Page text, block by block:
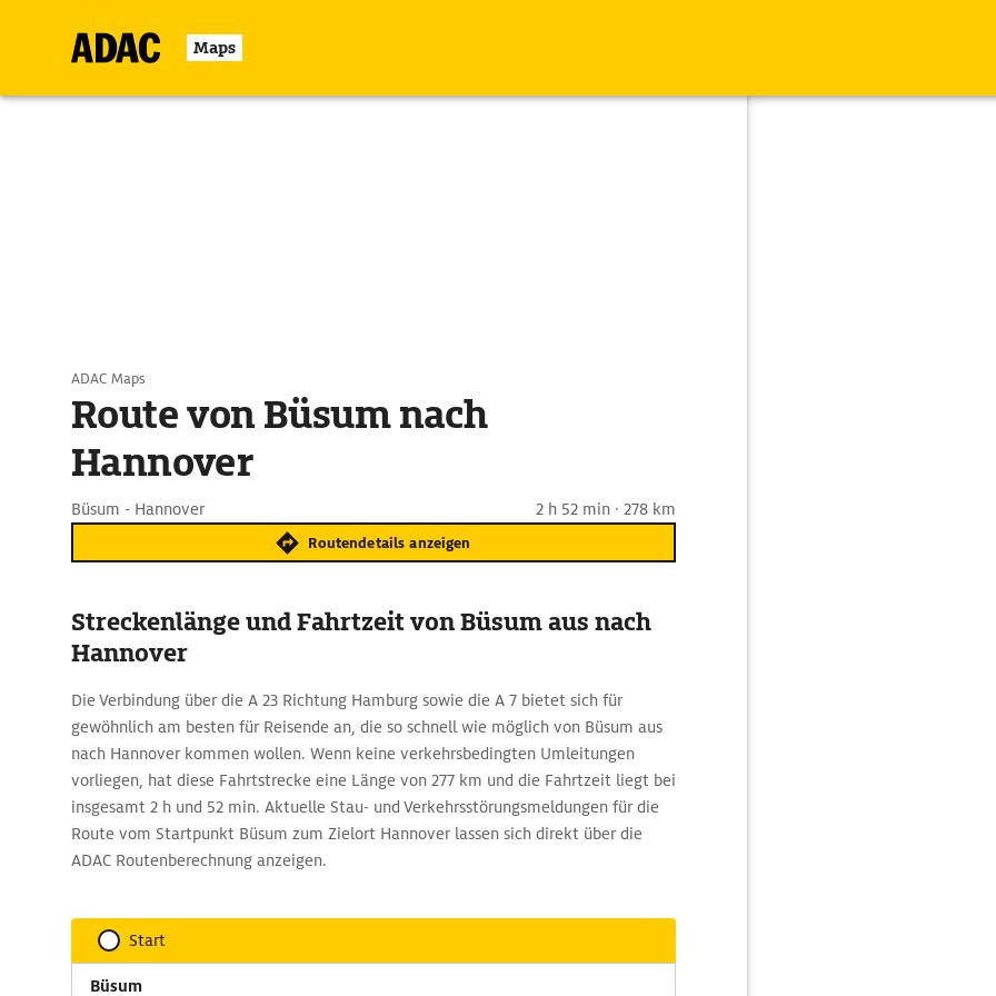
Maps
ADAC Maps
Route von Büsum nach
Hannover
Büsum - Hannover 2 h 52 min · 278 km
Routendetails anzeigen
Streckenlänge und Fahrtzeit von Büsum aus nach
Hannover
Die Verbindung über die A 23 Richtung Hamburg sowie die A 7 bietet sich für
gewöhnlich am besten für Reisende an, die so schnell wie möglich von Büsum aus
nach Hannover kommen wollen. Wenn keine verkehrsbedingten Umleitungen
vorliegen, hat diese Fahrtstrecke eine Länge von 277 km und die Fahrtzeit liegt bei
insgesamt 2 h und 52 min. Aktuelle Stau- und Verkehrsstörungsmeldungen für die
Route vom Startpunkt Büsum zum Zielort Hannover lassen sich direkt über die
ADAC Routenberechnung anzeigen.
Start
Büsum